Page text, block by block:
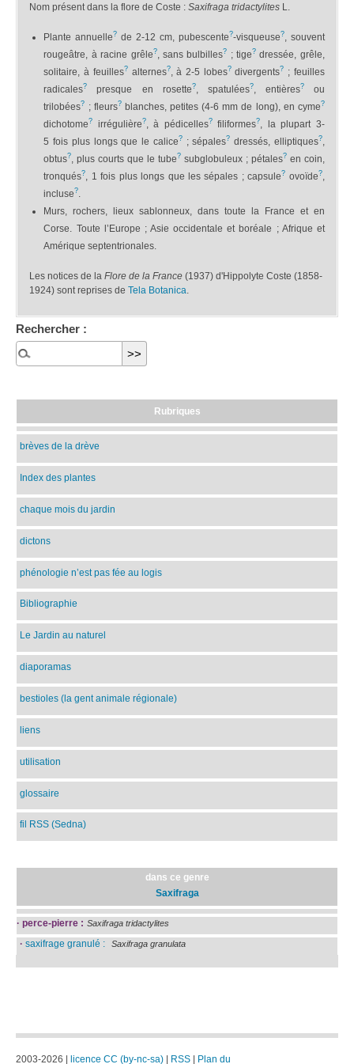
Nom présent dans la flore de Coste :Saxifraga tridactylites L.
Plante annuelle? de 2-12 cm, pubescente?-visqueuse?, souvent
rougeâtre, à racine grêle?, sans bulbilles? ; tige? dressée, grêle,
solitaire, à feuilles? alternes?, à 2-5 lobes? divergents? ; feuilles
radicales? presque en rosette?, spatulées?, entières?
ou
trilobées? ; fleurs? blanches, petites (4-6 mm de long), en cyme?
dichotome? irrégulière?, à pédicelles? filiformes?, la plupart 3-
5 fois plus longs que le calice? ; sépales? dressés, elliptiques?,
obtus?, plus courts que le tube? subglobuleux ; pétales? en coin,
tronqués?, 1 fois plus longs que les sépales ; capsule? ovoïde?,
incluse?.
Murs, rochers, lieux sablonneux, dans toute la France et en
Corse. Toute l’Europe ; Asie occidentale et boréale ; Afrique et
Amérique septentrionales.
Les notices de laFlore de la France (1937) d'Hippolyte Coste (1858-
1924) sont reprises deTela Botanica.
Rechercher :
Rubriques
brèves de la drève
Index des plantes
chaque mois du jardin
dictons
phénologie n’est pas fée au logis
Bibliographie
Le Jardin au naturel
diaporamas
bestioles (la gent animale régionale)
liens
utilisation
glossaire
fil RSS (Sedna)
dans ce genre
Saxifraga
· perce-pierre : Saxifraga tridactylites
· saxifrage granulé : Saxifraga granulata
2003-2026 | licence CC (by-nc-sa) | RSS | Plan du